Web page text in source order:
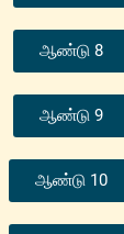
ஆண்டு 8
ஆண்டு 9
ஆண்டு 10